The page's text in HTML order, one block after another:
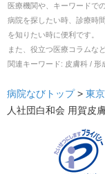
医療機関や、キーワードで
病院を探したい時、診療時
を知りたい時に便利です。
また、役立つ医療コラムな
関連キーワード: 皮膚科 / 形
病院なびトップ> 東
人社団白和会 用賀皮